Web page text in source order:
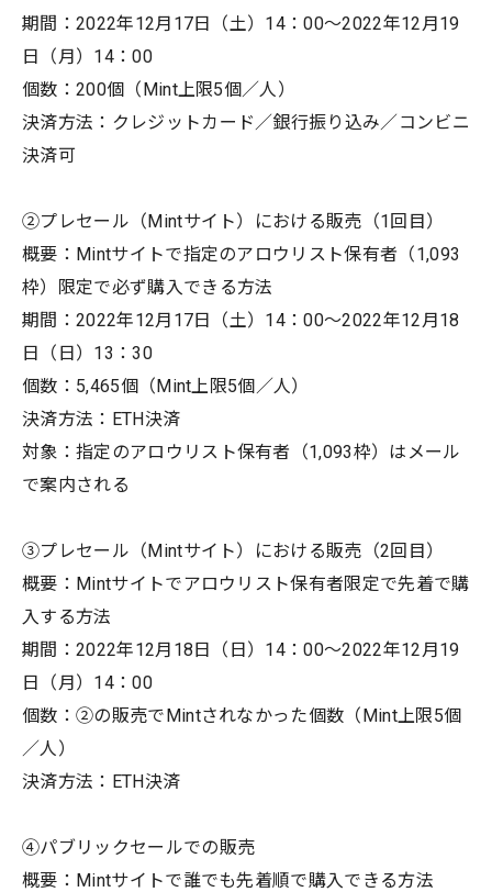
期間：2022年12月17日（土）14：00〜2022年12月19
日（月）14：00
個数：200個（Mint上限5個／人）
決済方法：クレジットカード／銀行振り込み／コンビニ
決済可
②プレセール（Mintサイト）における販売（1回目）
概要：Mintサイトで指定のアロウリスト保有者（1,093
枠）限定で必ず購入できる方法
期間：2022年12月17日（土）14：00〜2022年12月18
日（日）13：30
個数：5,465個（Mint上限5個／人）
決済方法：ETH決済
対象：指定のアロウリスト保有者（1,093枠）はメール
で案内される
③プレセール（Mintサイト）における販売（2回目）
概要：Mintサイトでアロウリスト保有者限定で先着で購
入する方法
期間：2022年12月18日（日）14：00〜2022年12月19
日（月）14：00
個数：②の販売でMintされなかった個数（Mint上限5個
／人）
決済方法：ETH決済
④パブリックセールでの販売
概要：Mintサイトで誰でも先着順で購入できる方法